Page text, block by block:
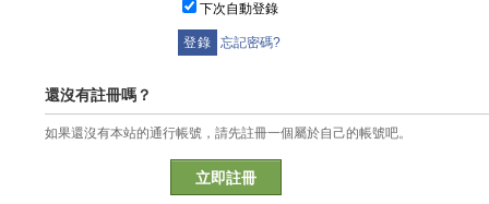
下次自動登錄
忘記密碼?
還沒有註冊嗎？
如果還沒有本站的通行帳號，請先註冊一個屬於自己的帳號吧。
立即註冊